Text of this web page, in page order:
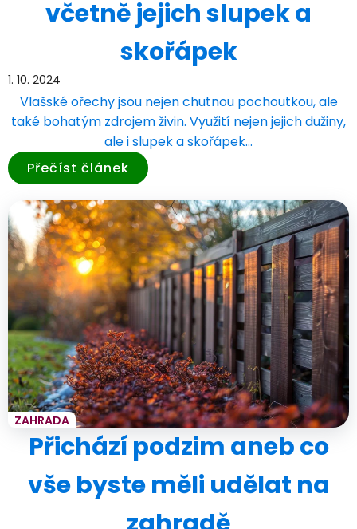
včetně jejich slupek a
skořápek
1. 10. 2024
Vlašské ořechy jsou nejen chutnou pochoutkou, ale
také bohatým zdrojem živin. Využití nejen jejich dužiny,
ale i slupek a skořápek…
Přečíst článek
ZAHRADA
Přichází podzim aneb co
vše byste měli udělat na